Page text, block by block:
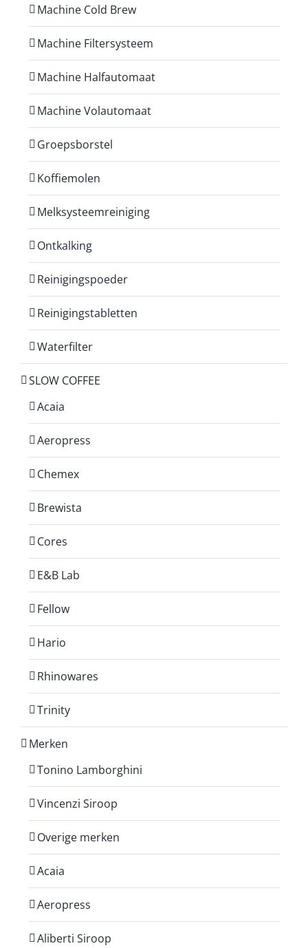
Machine Cold Brew
Machine Filtersysteem
Machine Halfautomaat
Machine Volautomaat
Groepsborstel
Koffiemolen
Melksysteemreiniging
Ontkalking
Reinigingspoeder
Reinigingstabletten
Waterfilter
SLOW COFFEE
Acaia
Aeropress
Chemex
Brewista
Cores
E&B Lab
Fellow
Hario
Rhinowares
Trinity
Merken
Tonino Lamborghini
Vincenzi Siroop
Overige merken
Acaia
Aeropress
Aliberti Siroop